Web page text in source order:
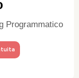
Programmatico